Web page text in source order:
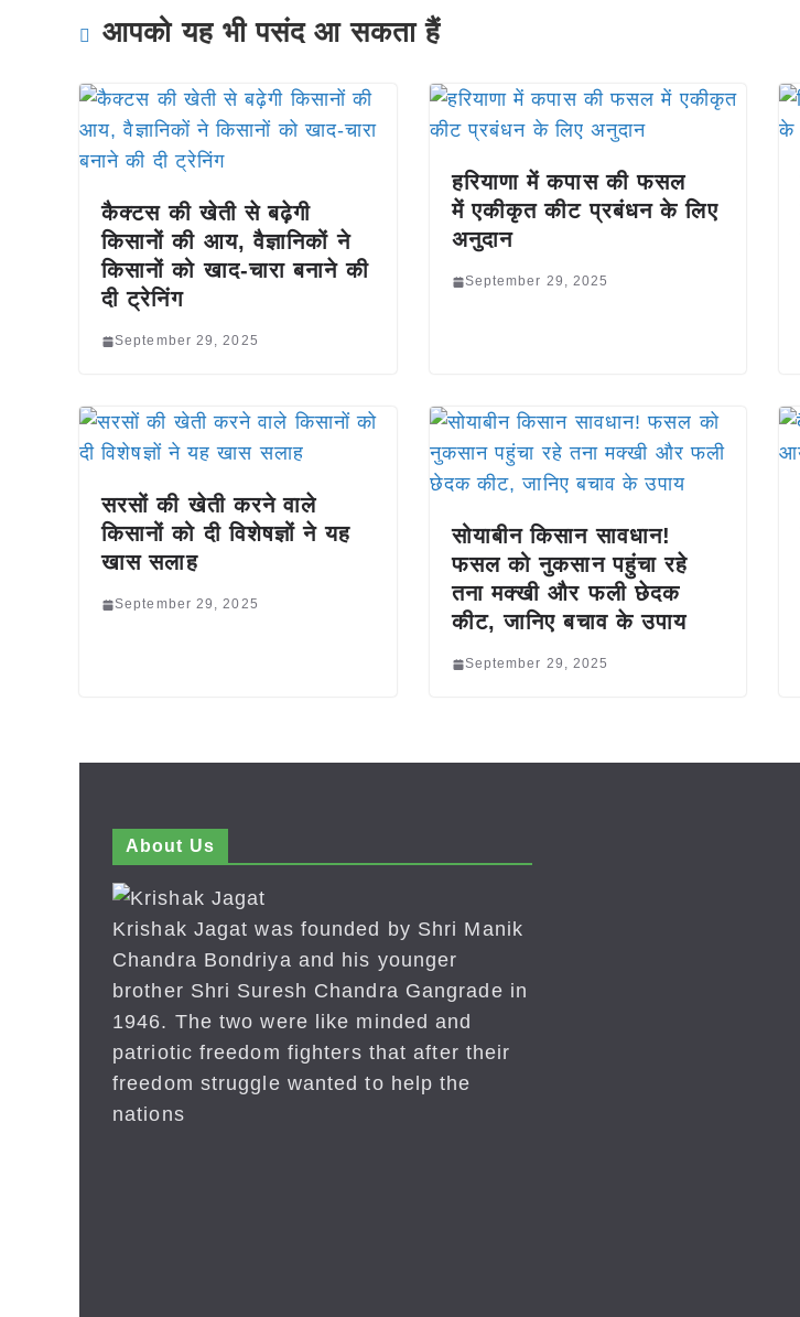
आपको यह भी पसंद आ सकता हैं
कैक्टस की खेती से बढ़ेगी
किसानों की आय, वैज्ञानिकों ने
किसानों को खाद-चारा बनाने की
दी ट्रेनिंग
September 29, 2025
हरियाणा में कपास की फसल
में एकीकृत कीट प्रबंधन के लिए
अनुदान
September 29, 2025
सरसों की खेती करने वाले
किसानों को दी विशेषज्ञों ने यह
खास सलाह
September 29, 2025
सोयाबीन किसान सावधान!
फसल को नुकसान पहुंचा रहे
तना मक्खी और फली छेदक
कीट, जानिए बचाव के उपाय
September 29, 2025
About Us
Krishak Jagat was founded by Shri Manik
Chandra Bondriya and his younger
brother Shri Suresh Chandra Gangrade in
1946. The two were like minded and
patriotic freedom fighters that after their
freedom struggle wanted to help the
nations